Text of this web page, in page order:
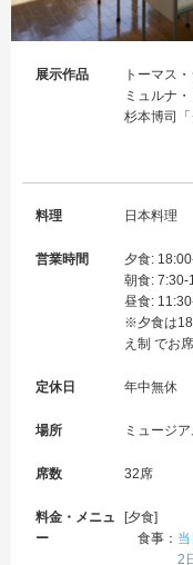
展示作品
トーマス
ミュルナ
杉本博司
料理 日本料理
営業時間
夕食:
朝食: 7:30-
昼食:
※夕食は18
え制 でお
定休日 年中無休
場所 ミュージ
席数 32席
料金・メニュ
ー
[夕食]
食事：
2